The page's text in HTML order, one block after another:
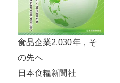
食品企業2,030年，そ
の先へ
日本食糧新聞社